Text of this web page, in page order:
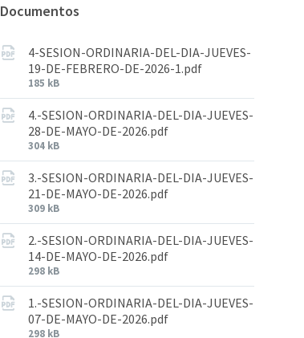
Documentos
4-SESION-ORDINARIA-DEL-DIA-JUEVES-
19-DE-FEBRERO-DE-2026-1.pdf
185 kB
4.-SESION-ORDINARIA-DEL-DIA-JUEVES-
28-DE-MAYO-DE-2026.pdf
304 kB
3.-SESION-ORDINARIA-DEL-DIA-JUEVES-
21-DE-MAYO-DE-2026.pdf
309 kB
2.-SESION-ORDINARIA-DEL-DIA-JUEVES-
14-DE-MAYO-DE-2026.pdf
298 kB
1.-SESION-ORDINARIA-DEL-DIA-JUEVES-
07-DE-MAYO-DE-2026.pdf
298 kB